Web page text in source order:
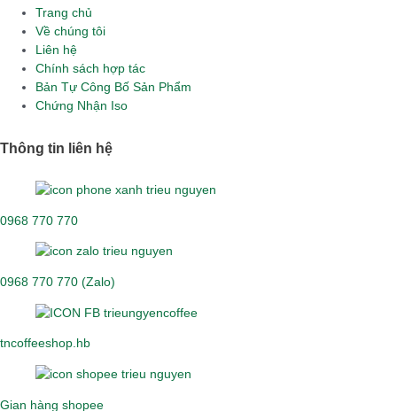
Trang chủ
Về chúng tôi
Liên hệ
Chính sách hợp tác
Bản Tự Công Bố Sản Phẩm
Chứng Nhận Iso
Thông tin liên hệ
0968 770 770
0968 770 770 (Zalo)
tncoffeeshop.hb
Gian hàng shopee